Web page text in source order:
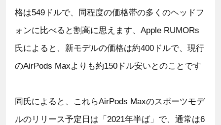
格は549ドルで、同程度の価格帯の多くのヘッドフ
ォンに比べると割高に思えます、Apple RUMORs
氏によると、新モデルの価格は約400ドルで、現行
のAirPods Maxよりも約150ドル安いとのことです
同氏によると、これらAirPods Maxのスポーツモデ
ルのリリース予定日は「2021年半ば」で、通常は6